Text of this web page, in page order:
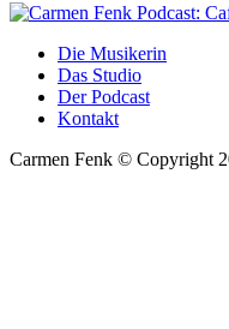
Die Musikerin
Das Studio
Der Podcast
Kontakt
Carmen Fenk © Copyright